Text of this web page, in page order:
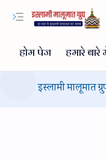
इस्लामी मालूमात